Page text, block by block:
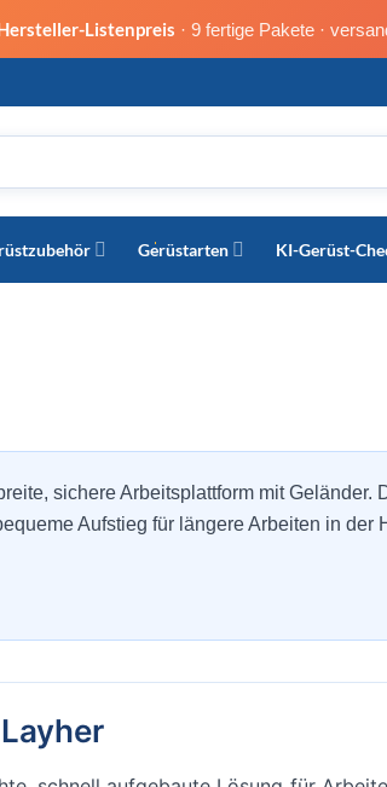
Listenpreis · 9 fertige Pakete ·
Gerüstarten KI-Gerüst-
sichere Arbeitsplattform mit Geländer.
Aufstieg für längere Arbeiten in der